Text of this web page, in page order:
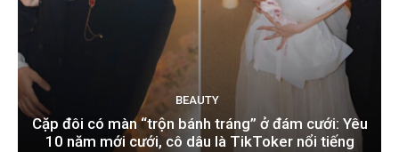
BEAUTY
Cặp đôi có màn “trộn bánh tráng” ở đám cưới: Yêu
10 năm mới cưới, cô dâu là TikToker nổi tiếng